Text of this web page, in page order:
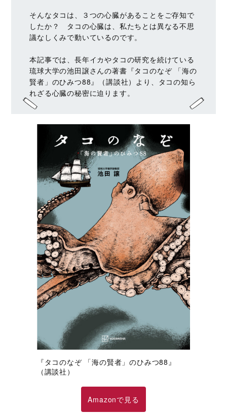
そんなタコは、３つの心臓があることをご存知で
したか？ タコの心臓は、私たちとは異なる不思
議なしくみで動いているのです。
本記事では、長年イカやタコの研究を続けている
琉球大学の池田譲さんの著書『タコのなぞ 「海の
賢者」のひみつ88』（講談社）より、タコの知ら
れざる心臓の秘密に迫ります。
『タコのなぞ 「海の賢者」のひみつ88』
（講談社）
Amazonで見る